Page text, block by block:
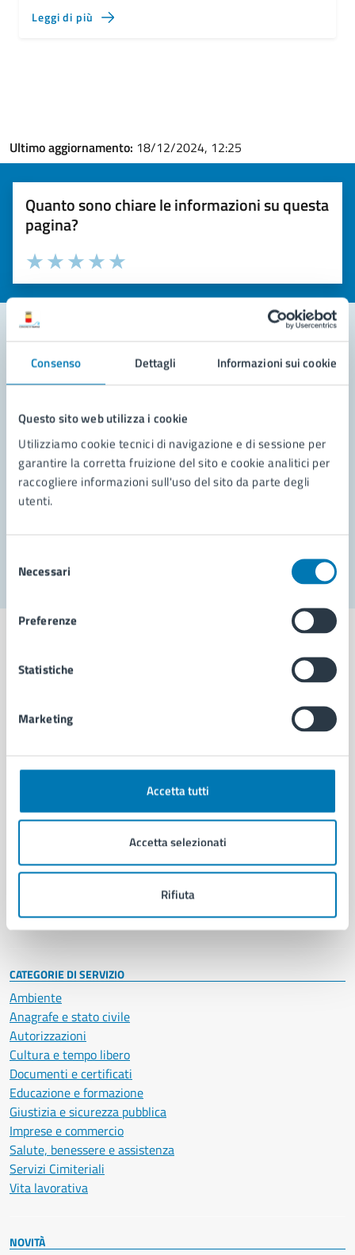
Consenso Dettagli Informazioni sui cookie
Questo sito web utilizza i cookie
Utilizziamo cookie tecnici di navigazione e di sessione per
garantire la corretta fruizione del sito e cookie analitici per
raccogliere informazioni sull'uso del sito da parte degli
utenti.
delNecessari
Preferenze
Statistiche
Marketing
Accetta tutti
Accetta selezionati
Rifiuta
Leggi di più
Ultimo aggiornamento: 18/12/2024, 12:25
Quanto sono chiare le informazioni su questa
pagina?
Valuta la chiarezza delle informazioni (da 1 a 5 stelle)
Seleziona il numero di stelle per valutare la chiarezza delle
Valuta 5 stelle su 5
Valuta 4 stelle su 5
Valuta 3 stelle su 5
Valuta 2 stelle su 5
Valuta 1 stelle su 5
Contatta il comune
Richiedi assistenza
Prenota appuntamento
Problemi in città
Aree amministrative
Uffici
Politici
Intranet, posta aziendale e protocollo
CATEGORIE DI SERVIZIO
Ambiente
Anagrafe e stato civile
Autorizzazioni
Cultura e tempo libero
Documenti e certificati
Educazione e formazione
Giustizia e sicurezza pubblica
Imprese e commercio
Salute, benessere e assistenza
Servizi Cimiteriali
Vita lavorativa
NOVITÀ